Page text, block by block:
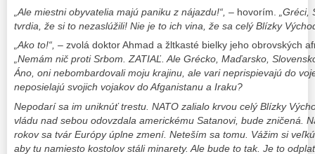
„Ale miestni obyvatelia majú paniku z nájazdu!“, – hovorím. „Gréci,
tvrdia, že si to nezaslúžili! Nie je to ich vina, že sa celý Blízky
„Ako to!“, – zvolá doktor Ahmad a žltkasté bielky jeho obrovských
„Nemám nič proti Srbom. ZATIAĽ. Ale Grécko, Maďarsko,
Áno, oni nebombardovali moju krajinu, ale vari neprispievajú do
neposielajú svojich vojakov do Afganistanu a Iraku?
Nepodarí sa im uniknúť trestu. NATO zalialo krvou celý Blízky
vládu nad sebou odovzdala americkému Satanovi, bude zničená.
rokov sa tvár Európy úplne zmení. Neteším sa tomu. Vážim si
aby tu namiesto kostolov stáli minarety. Ale bude to tak. Je to